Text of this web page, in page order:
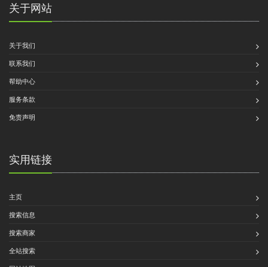
关于网站
关于我们
联系我们
帮助中心
服务条款
免责声明
实用链接
主页
搜索信息
搜索商家
全站搜索